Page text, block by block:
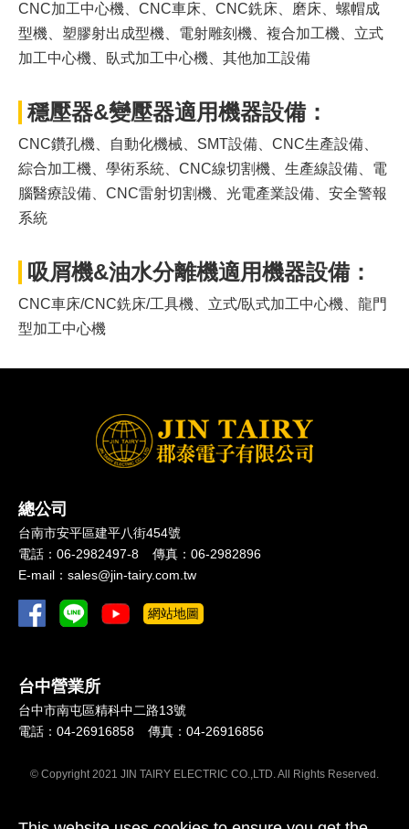
CNC加工中心機、CNC車床、CNC銑床、磨床、螺帽成
型機、塑膠射出成型機、電射雕刻機、複合加工機、立式
加工中心機、臥式加工中心機、其他加工設備
穩壓器&變壓器適用機器設備：
CNC鑽孔機、自動化機械、SMT設備、CNC生產設備、
綜合加工機、學術系統、CNC線切割機、生產線設備、電
腦醫療設備、CNC雷射切割機、光電產業設備、安全警報
系統
吸屑機&油水分離機適用機器設備：
CNC車床/CNC銑床/工具機、立式/臥式加工中心機、龍門
型加工中心機
總公司
台南市安平區建平八街454號
電話： 06-2982497-8 傳真： 06-2982896
E-mail： sales@jin-tairy.com.tw
網站地圖
台中營業所
台中市南屯區精科中二路13號
電話： 04-26916858 傳真： 04-26916856
© Copyright 2021 JIN TAIRY ELECTRIC CO.,LTD. All Rights Reserved.